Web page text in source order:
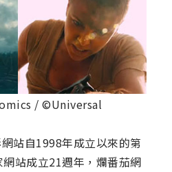
/ ©Universal
自1998年成立以來的第
站成立21週年，爛番茄網